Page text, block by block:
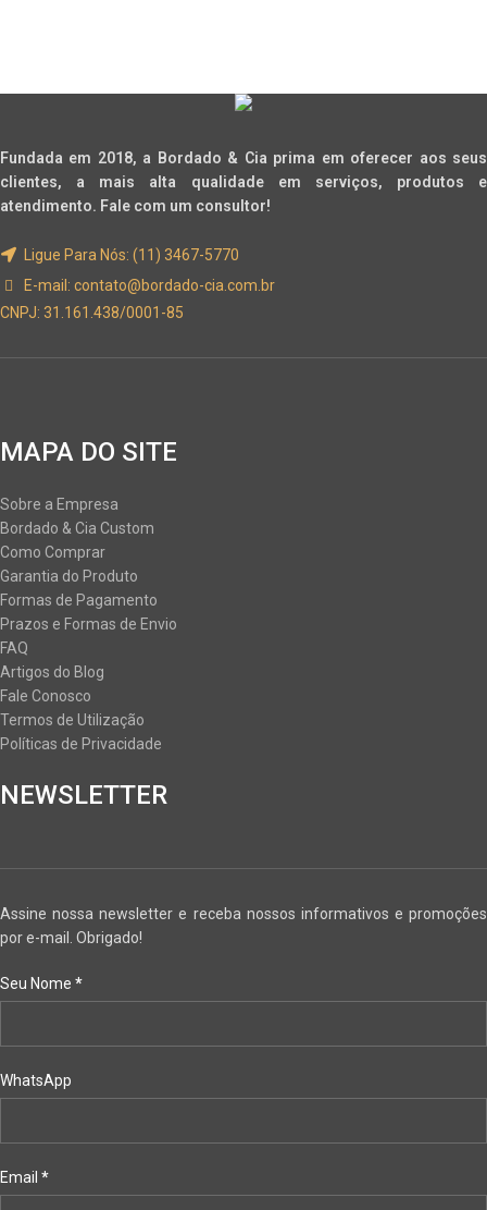
Fundada em 2018, a Bordado & Cia prima em oferecer aos seus
clientes, a mais alta qualidade em serviços, produtos e
atendimento. Fale com um consultor!
Ligue Para Nós: (11) 3467-5770
E-mail: contato@bordado-cia.com.br
CNPJ: 31.161.438/0001-85
MAPA DO SITE
Sobre a Empresa
Bordado & Cia Custom
Como Comprar
Garantia do Produto
Formas de Pagamento
Prazos e Formas de Envio
FAQ
Artigos do Blog
Fale Conosco
Termos de Utilização
Políticas de Privacidade
NEWSLETTER
Assine nossa newsletter e receba nossos informativos e promoções
por e-mail. Obrigado!
Seu Nome *
WhatsApp
Email *